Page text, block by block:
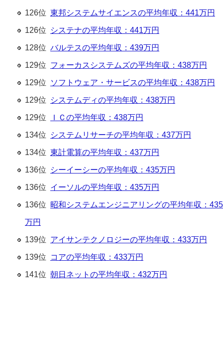
126位 東邦システムサイエンスの平均年収：441万円
126位 システナの平均年収：441万円
128位 バルテスの平均年収：439万円
129位 フォーカスシステムズの平均年収：438万円
129位 ソフトウェア・サービスの平均年収：438万円
129位 システムディの平均年収：438万円
129位 ＩＣの平均年収：438万円
134位 システムリサーチの平均年収：437万円
134位 東計電算の平均年収：437万円
136位 シーイーシーの平均年収：435万円
136位 イーソルの平均年収：435万円
136位 昭和システムエンジニアリングの平均年収：435
万円
139位 アイサンテクノロジーの平均年収：433万円
139位 コアの平均年収：433万円
141位 朝日ネットの平均年収：432万円